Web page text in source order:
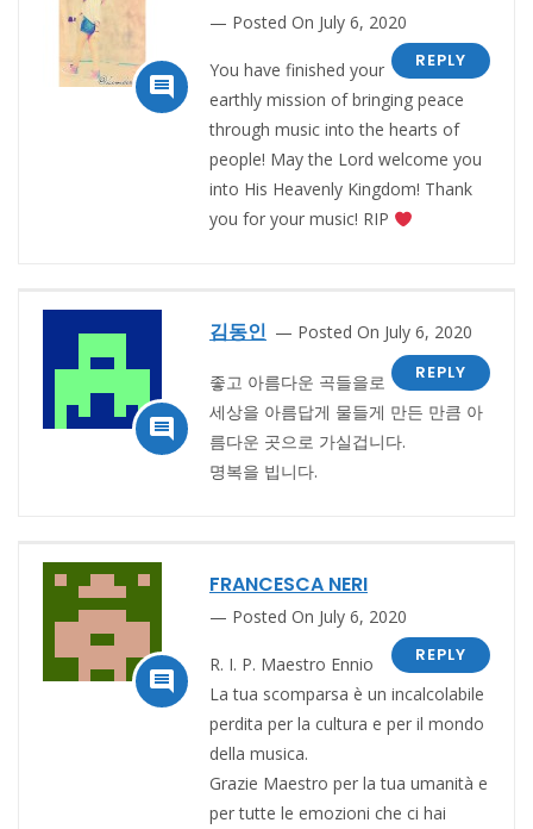

Posted On July 6, 2020
REPLY
You have finished your
earthly mission of bringing peace
through music into the hearts of
people! May the Lord welcome you
into His Heavenly Kingdom! Thank
you for your music! RIP

김동인
Posted On July 6, 2020
REPLY
좋고 아름다운 곡들을로
세상을 아름답게 물들게 만든 만큼 아
름다운 곳으로 가실겁니다.
명복을 빕니다.

FRANCESCA NERI
Posted On July 6, 2020
REPLY
R. I. P. Maestro Ennio️
La tua scomparsa è un incalcolabile
perdita per la cultura e per il mondo
della musica.
Grazie Maestro per la tua umanità e
per tutte le emozioni che ci hai